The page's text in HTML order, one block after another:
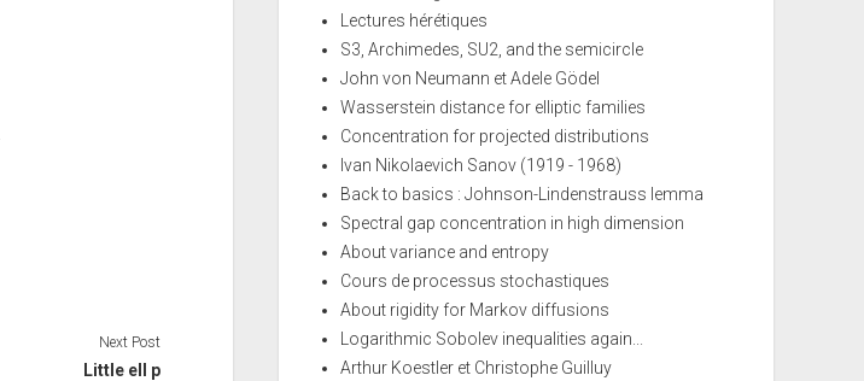
Next Post
Little ell p
Lectures hérétiques
S3, Archimedes, SU2, and the semicircle
John von Neumann et Adele Gödel
Wasserstein distance for elliptic families
Concentration for projected distributions
Ivan Nikolaevich Sanov (1919 - 1968)
Back to basics : Johnson-Lindenstrauss lemma
Spectral gap concentration in high dimension
About variance and entropy
Cours de processus stochastiques
About rigidity for Markov diffusions
Logarithmic Sobolev inequalities again...
Arthur Koestler et Christophe Guilluy